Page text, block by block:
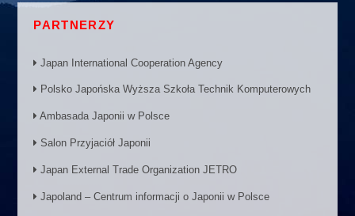
PARTNERZY
Japan International Cooperation Agency
Polsko Japońska Wyższa Szkoła Technik Komputerowych
Ambasada Japonii w Polsce
Salon Przyjaciół Japonii
Japan External Trade Organization JETRO
Japoland – Centrum informacji o Japonii w Polsce